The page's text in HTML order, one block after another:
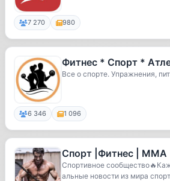
7 270 980
Фитнес * Спорт *
Все о спорте. Упражнения,
6 346 1 096
Спорт |Фитнес | ММА
Спортивное
альные новости из мира